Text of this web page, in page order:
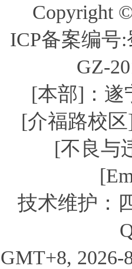
Copyright
ICP备案编号:
GZ-
[本部]：遂
[介福路校
[不良与
技术维护：
GMT+8, 2026-